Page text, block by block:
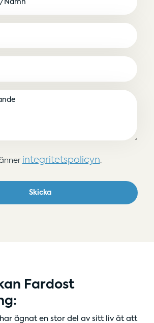
integritetspolicyn
Skicka
Fardost
ägnat en stor del av sitt liv åt att